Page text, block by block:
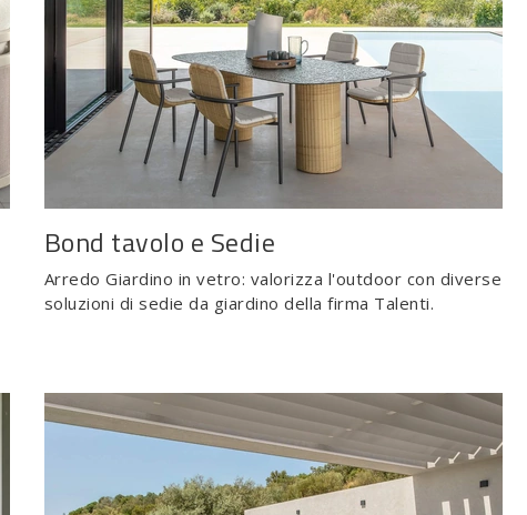
Bond tavolo e Sedie
Arredo Giardino in vetro: valorizza l'outdoor con diverse
soluzioni di sedie da giardino della firma Talenti.